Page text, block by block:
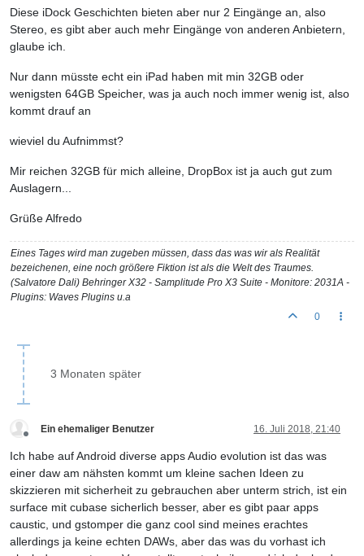
Diese iDock Geschichten bieten aber nur 2 Eingänge an, also
Stereo, es gibt aber auch mehr Eingänge von anderen Anbietern,
glaube ich.
Nur dann müsste echt ein iPad haben mit min 32GB oder
wenigsten 64GB Speicher, was ja auch noch immer wenig ist, also
kommt drauf an
wieviel du Aufnimmst?
Mir reichen 32GB für mich alleine, DropBox ist ja auch gut zum
Auslagern...
Grüße Alfredo
Eines Tages wird man zugeben müssen, dass das was wir als Realität
bezeichenen, eine noch größere Fiktion ist als die Welt des Traumes.
(Salvatore Dali) Behringer X32 - Samplitude Pro X3 Suite - Monitore: 2031A -
Plugins: Waves Plugins u.a
0
3 Monaten später
Ein ehemaliger Benutzer 16. Juli 2018, 21:40
Ich habe auf Android diverse apps Audio evolution ist das was
einer daw am nähsten kommt um kleine sachen Ideen zu
skizzieren mit sicherheit zu gebrauchen aber unterm strich, ist ein
surface mit cubase sicherlich besser, aber es gibt paar apps
caustic, und gstomper die ganz cool sind meines erachtes
allerdings ja keine echten DAWs, aber das was du vorhast ich